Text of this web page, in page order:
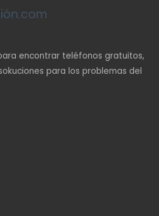
encontrar teléfonos gratuitos,
para los problemas del